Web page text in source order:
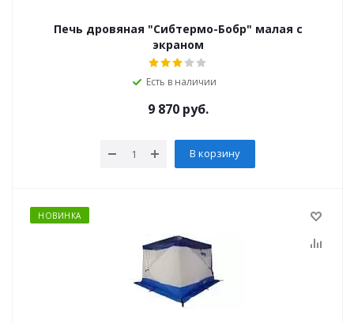
Печь дровяная "Сибтермо-Бобр" малая с
экраном
Есть в наличии
9 870руб.
В корзину
НОВИНКА